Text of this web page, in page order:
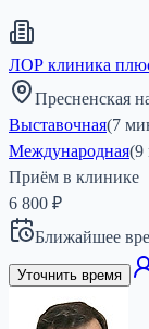
ЛОР клиника
Пресненская
Выставочная(7
Международная(9
Приём в клинике
6 800 ₽
Ближайшее
Уточнить время